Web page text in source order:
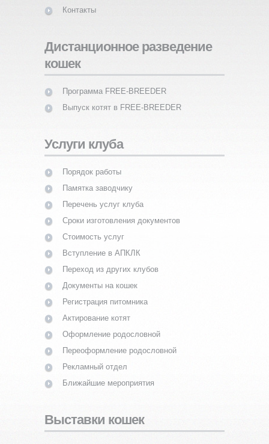
Контакты
Дистанционное разведение
кошек
Программа FREE-BREEDER
Выпуск котят в FREE-BREEDER
Услуги клуба
Порядок работы
Памятка заводчику
Перечень услуг клуба
Сроки изготовления документов
Стоимость услуг
Вступление в АПКЛК
Переход из других клубов
Документы на кошек
Регистрация питомника
Актирование котят
Оформление родословной
Переоформление родословной
Рекламный отдел
Ближайшие мероприятия
Выставки кошек